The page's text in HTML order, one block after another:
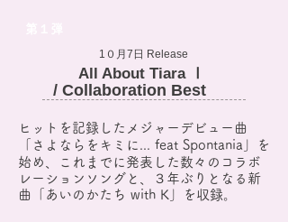
1０月7日 Release
All About Tiara Ⅰ
/ Collaboration Best
ヒットを記録したメジャーデビュー曲
「さよならをキミに... feat Spontania」を
始め、
これまでに発表した数々のコラボ
レーションソングと、３年ぶりとなる新
曲「あいのかたち with K」を収録。